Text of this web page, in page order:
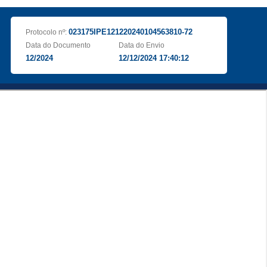
Protocolo nº: 023175IPE121220240104563810-72
Data do Documento
12/2024
Data do Envio
12/12/2024 17:40:12